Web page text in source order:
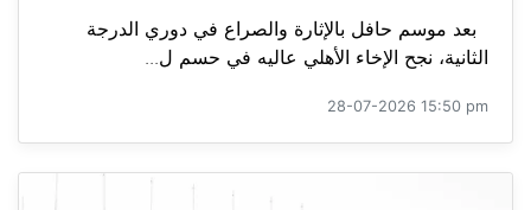
بعد موسم حافل بالإثارة والصراع في دوري الدرجة
الثانية، نجح الإخاء الأهلي عاليه في حسم ل...
28-07-2026 15:50 pm